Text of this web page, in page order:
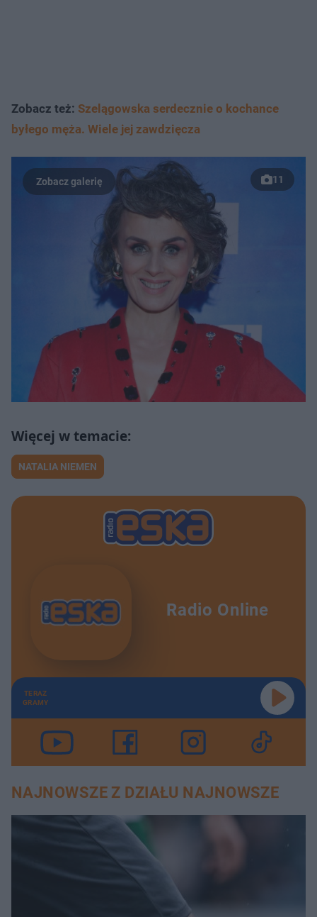
Zobacz też: Szelągowska serdecznie o kochance
byłego męża. Wiele jej zawdzięcza
11
NATALIA NIEMEN
Radio Online
TERAZ
GRAMY
NAJNOWSZE Z DZIAŁU NAJNOWSZE